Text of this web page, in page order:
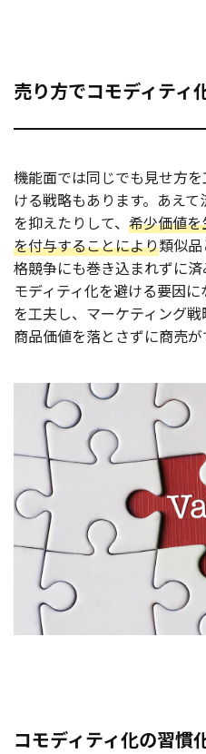
売り方でコモディティ
機能面では同じでも見せ方
ける戦略もあります。あえ
を抑えたりして、 希少価値
を付与することにより類似
格競争にも巻き込まれずに
モディティ化を避ける要因
を工夫し、マーケティング戦
商品価値を落とさずに商売が
コモディティ化の習慣